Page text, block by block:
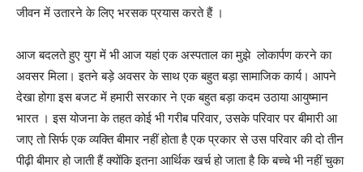
जीवन में उतारने के लिए भरसक प्रयास करते हैं ।
आज बदलते हुए युग में भी आज यहां एक अस्पताल का मुझे लोकार्पण करने का
अवसर मिला। इतने बड़े अवसर के साथ एक बहुत बड़ा सामाजिक कार्य। आपने
देखा होगा इस बजट में हमारी सरकार ने एक बहुत बड़ा कदम उठाया आयुष्मान
भारत । इस योजना के तहत कोई भी गरीब परिवार, उसके परिवार पर बीमारी आ
जाए तो सिर्फ एक व्यक्ति बीमार नहीं होता है एक प्रकार से उस परिवार की दो तीन
पीढ़ी बीमार हो जाती हैं क्योंकि इतना आर्थिक खर्च हो जाता है कि बच्चे भी नहीं चुका